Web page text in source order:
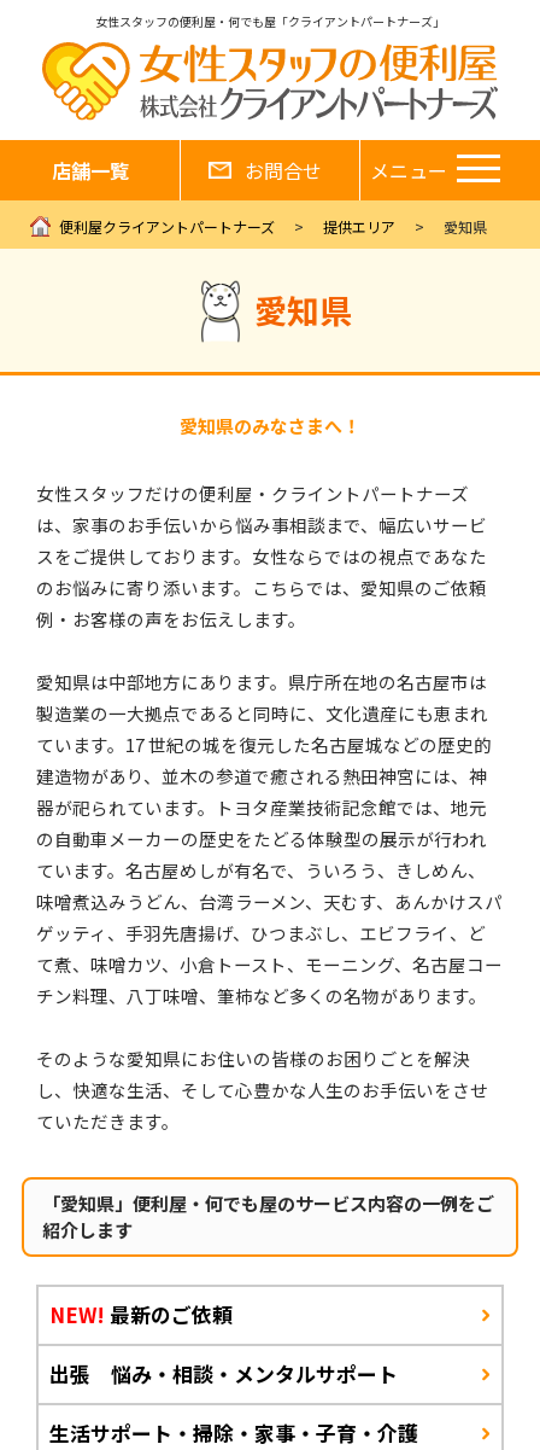
女性スタッフの便利屋・何でも屋「クライアントパートナーズ」
店舗一覧 お問合せ メニュー
便利屋クライアントパートナーズ 提供エリア 愛知県
愛知県
愛知県のみなさまへ！
女性スタッフだけの便利屋・クライントパートナーズ
は、家事のお手伝いから悩み事相談まで、幅広いサービ
スをご提供しております。女性ならではの視点であなた
のお悩みに寄り添います。こちらでは、愛知県のご依頼
例・お客様の声をお伝えします。
愛知県は中部地方にあります。県庁所在地の名古屋市は
製造業の一大拠点であると同時に、文化遺産にも恵まれ
ています。17 世紀の城を復元した名古屋城などの歴史的
建造物があり、並木の参道で癒される熱田神宮には、神
器が祀られています。トヨタ産業技術記念館では、地元
の自動車メーカーの歴史をたどる体験型の展示が行われ
ています。名古屋めしが有名で、ういろう、きしめん、
味噌煮込みうどん、台湾ラーメン、天むす、あんかけスパ
ゲッティ、手羽先唐揚げ、ひつまぶし、エビフライ、ど
て煮、味噌カツ、小倉トースト、モーニング、名古屋コー
チン料理、八丁味噌、筆柿など多くの名物があります。
そのような愛知県にお住いの皆様のお困りごとを解決
し、快適な生活、そして心豊かな人生のお手伝いをさせ
ていただきます。
「愛知県」便利屋・何でも屋のサービス内容の一例をご
紹介します
NEW! 最新のご依頼
出張 悩み・相談・メンタルサポート
生活サポート・掃除・家事・子育・介護